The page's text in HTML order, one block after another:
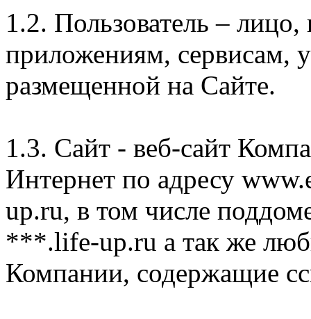
1.2. Пользователь –
приложениям, сервисам,
размещенной на Сайте.
1.3. Сайт - веб-сайт
Интернет по адресу
up.ru, в том числе
***.life-up.ru а так же
Компании, содержащие